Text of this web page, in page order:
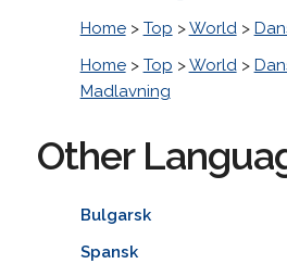
Home> Top >World>
Home> Top >World>
Madlavning
Other
Bulgarsk
Spansk